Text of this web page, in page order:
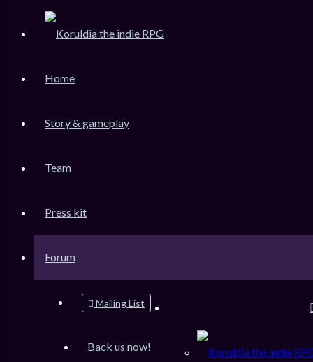
Home
Story & gameplay
Team
Press kit
Forum
Mailing List
Back us now!
Sujets actifs
Rechercher
Connexion